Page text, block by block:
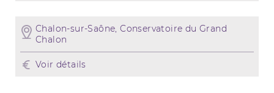
Chalon-sur-Saône, Conservatoire du Grand
Chalon
Voir détails